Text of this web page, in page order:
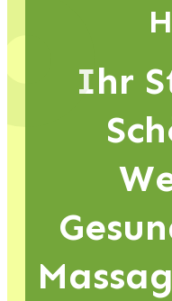
Ihr